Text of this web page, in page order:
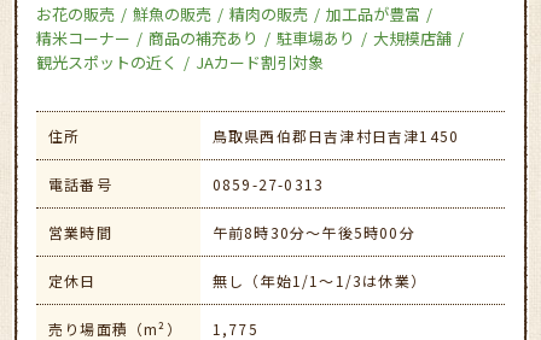
お花の販売
鮮魚の販売 精肉の販売
加工品が豊富
精米コーナー
商品の補充あり 駐車場あり
大規模店舗
観光スポットの近く
JAカード割引対象
住所 鳥取県西伯郡日吉津村日吉津1450
電話番号 0859-27-0313
営業時間 午前8時30分～午後5時00分
定休日 無し（年始1/1～1/3は休業）
売り場面積（m²） 1,775